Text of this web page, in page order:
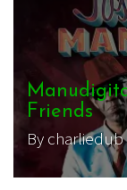
Luvin
By charliedub